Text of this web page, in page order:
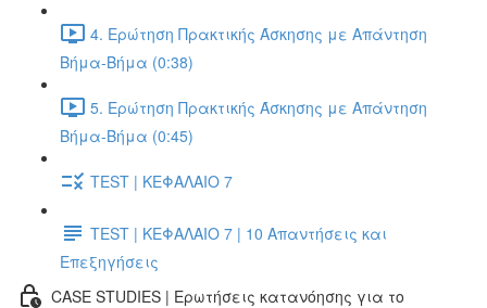
4. Ερώτηση Πρακτικής Άσκησης με Απάντηση
Βήμα-Βήμα (0:38)
5. Ερώτηση Πρακτικής Άσκησης με Απάντηση
Βήμα-Βήμα (0:45)
TEST | ΚΕΦΑΛΑΙΟ 7
TEST | ΚΕΦΑΛΑΙΟ 7 | 10 Απαντήσεις και
Επεξηγήσεις
CASE STUDIES | Ερωτήσεις κατανόησης για το